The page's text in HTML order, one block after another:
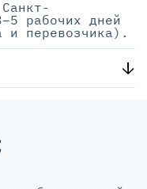
рабочих дней
и перевозчика).